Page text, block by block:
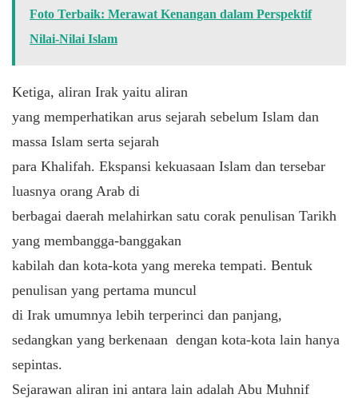
Foto Terbaik: Merawat Kenangan dalam Perspektif
Nilai-Nilai Islam
Ketiga, aliran Irak yaitu aliran
yang memperhatikan arus sejarah sebelum Islam dan
massa Islam serta sejarah
para Khalifah. Ekspansi kekuasaan Islam dan tersebar
luasnya orang Arab di
berbagai daerah melahirkan satu corak penulisan Tarikh
yang membangga-banggakan
kabilah dan kota-kota yang mereka tempati. Bentuk
penulisan yang pertama muncul
di Irak umumnya lebih terperinci dan panjang,
sedangkan yang berkenaan dengan kota-kota lain hanya
sepintas.
Sejarawan aliran ini antara lain adalah Abu Muhnif